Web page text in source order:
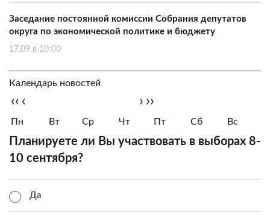
Заседание постоянной комиссии Собрания депутатов
округа по экономической политике и бюджету
17.09 в 10:00
Календарь новостей
‹‹ ‹ › ››
Пн Вт Ср Чт Пт Сб Вс
Планируете ли Вы участвовать в выборах 8-
10 сентября?
Да